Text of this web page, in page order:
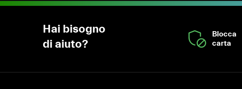
Hai bisogno
di aiuto?
Blocca
carta